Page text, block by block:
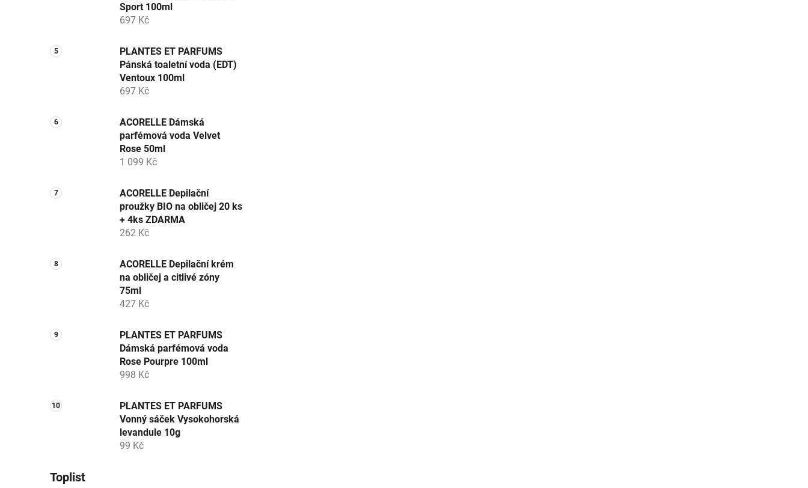
Sport 100ml
697 Kč
PLANTES ET PARFUMS
Pánská toaletní voda (EDT)
Ventoux 100ml
697 Kč
ACORELLE Dámská
parfémová voda Velvet
Rose 50ml
1 099 Kč
ACORELLE Depilační
proužky BIO na obličej 20 ks
+ 4ks ZDARMA
262 Kč
ACORELLE Depilační krém
na obličej a citlivé zóny
75ml
427 Kč
PLANTES ET PARFUMS
Dámská parfémová voda
Rose Pourpre 100ml
998 Kč
PLANTES ET PARFUMS
Vonný sáček Vysokohorská
levandule 10g
99 Kč
Toplist